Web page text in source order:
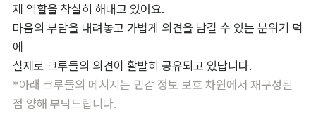
제 역할을 착실히 해내고 있어요.
마음의 부담을 내려놓고 가볍게 의견을 남길 수 있는 분위기 덕
에
*아래 크루들의 메시지는 민감 정보 보호 차원에서 재구성된
점 양해 부탁드립니다.